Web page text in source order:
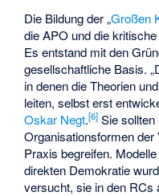
Die Bildung der „Großen
die APO und die
Es entstand mit den
gesellschaftliche Basis.
in denen die Theorien
leiten, selbst erst
Oskar Negt.[6] Sie
Organisationsformen
Praxis begreifen.
direkten Demokratie
versucht, sie in den RCs